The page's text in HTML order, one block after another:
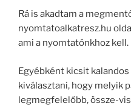
Rá is akadtam a
nyomtatoalkatresz.hu
ami a nyomtatónkhoz kell.
Egyébként kicsit
kiválasztani, hogy melyik
legmegfelelőbb, össze-